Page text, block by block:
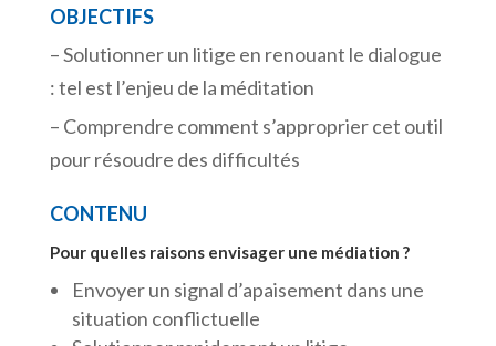
OBJECTIFS
– Solutionner un litige en renouant le dialogue
: tel est l’enjeu de la méditation
– Comprendre comment s’approprier cet outil
pour résoudre des difficultés
CONTENU
Pour quelles raisons envisager une médiation ?
Envoyer un signal d’apaisement dans une
situation conflictuelle